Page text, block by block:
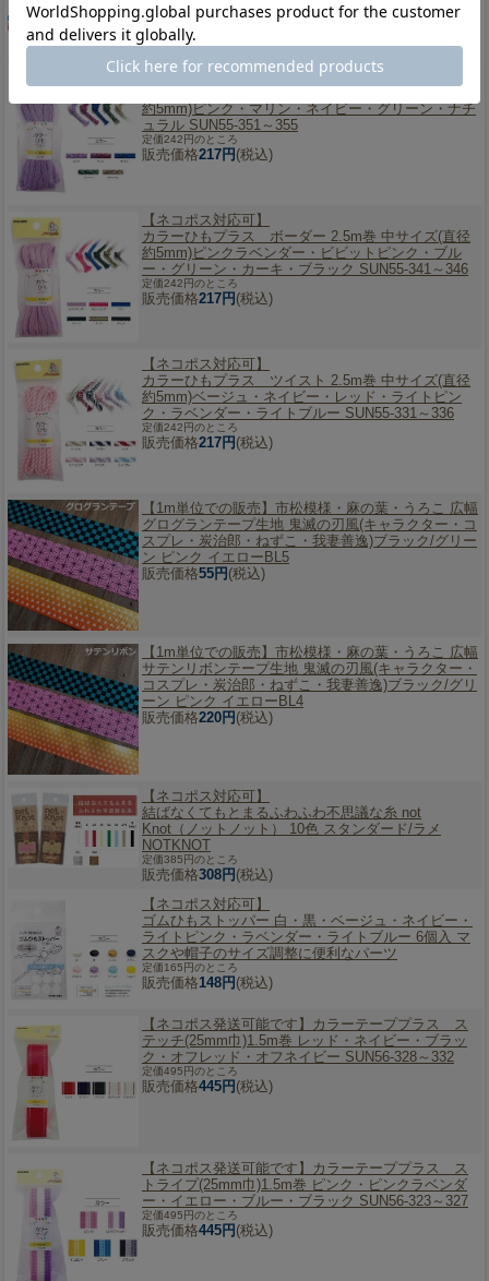
【ネコポス対応可】
約5mm)ピンク・マリン・ネイビー・グリーン・ナチ
ュラル SUN55-351～355
定価242円のところ
販売価格217円 (税込)
【ネコポス対応可】
カラーひもプラス ボーダー 2.5m巻 中サイズ(直径
約5mm)ピンクラベンダー・ビビットピンク・ブル
ー・グリーン・カーキ・ブラック SUN55-341～346
定価242円のところ
販売価格217円 (税込)
【ネコポス対応可】
カラーひもプラス ツイスト 2.5m巻 中サイズ(直径
約5mm)ベージュ・ネイビー・レッド・ライトピン
ク・ラベンダー・ライトブルー SUN55-331～336
定価242円のところ
販売価格217円 (税込)
【1m単位での販売】 市松模様・麻の葉・うろこ 広幅
グログランテープ生地 鬼滅の刃風(キャラクター・コ
スプレ・炭治郎・ねずこ・我妻善逸)ブラック/グリー
ン ピンク イエローBL5
販売価格55円 (税込)
【1m単位での販売】 市松模様・麻の葉・うろこ 広幅
サテンリボンテープ生地 鬼滅の刃風(キャラクター・
コスプレ・炭治郎・ねずこ・我妻善逸)ブラック/グリ
ーン ピンク イエローBL4
販売価格220円 (税込)
【ネコポス対応可】
結ばなくてもとまるふわふわ不思議な糸 not
Knot（ノットノット） 10色 スタンダード/ラメ
NOTKNOT
定価385円のところ
販売価格308円 (税込)
【ネコポス対応可】
ゴムひもストッパー 白・黒・ベージュ・ネイビー・
ライトピンク・ラベンダー・ライトブルー 6個入 マ
スクや帽子のサイズ調整に便利なパーツ
定価165円のところ
販売価格148円 (税込)
【ネコポス発送可能です】
カラーテーププラス ス
テッチ(25mm巾)1.5m巻 レッド・ネイビー・ブラッ
ク・オフレッド・オフネイビー SUN56-328～332
定価495円のところ
販売価格445円 (税込)
【ネコポス発送可能です】
カラーテーププラス ス
トライプ(25mm巾)1.5m巻 ピンク・ピンクラベンダ
ー・イエロー・ブルー・ブラック SUN56-323～327
定価495円のところ
販売価格445円 (税込)